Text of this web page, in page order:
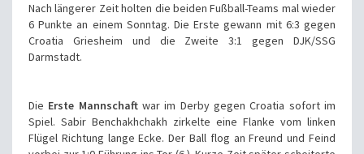
Nach längerer Zeit holten die beiden Fußball-Teams mal wieder
6 Punkte an einem Sonntag. Die Erste gewann mit 6:3 gegen
Croatia Griesheim und die Zweite 3:1 gegen DJK/SSG
Darmstadt.
Die Erste Mannschaftwar im Derby gegen Croatia sofort im
Spiel. Sabir Benchakhchakh zirkelte eine Flanke vom linken
Flügel Richtung lange Ecke. Der Ball flog an Freund und Feind